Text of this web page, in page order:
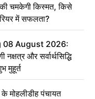
की चमकेगी किस्मत, किसे
में सफलता?
08 August 2026:
और सर्वार्थसिद्धि
मुहूर्त
मोहलीडीह पंचायत